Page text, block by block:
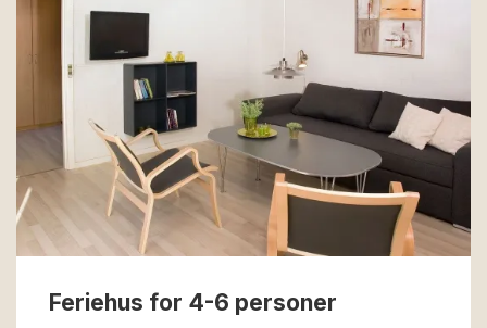
Feriehus for 4-6 personer